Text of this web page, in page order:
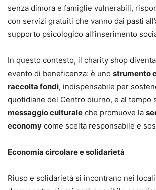
senza dimora e famiglie vulnerabili,
con servizi gratuiti che vanno dai pasti
supporto psicologico all’inserimento
In questo contesto, il charity shop
evento di beneficenza: è uno strumento
raccolta fondi, indispensabile per
quotidiane del Centro diurno, e al tempo
messaggio culturale che promuove la
economy come scelta responsabile e
Economia circolare e solidarietà
Riuso e solidarietà si incontrano nei